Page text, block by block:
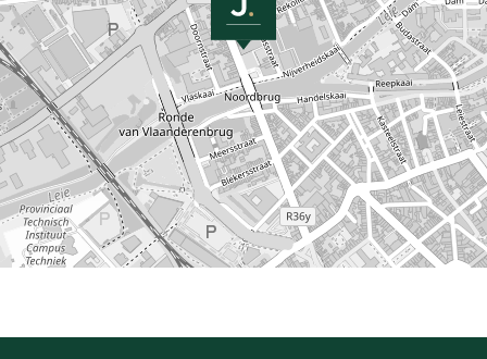
Prix:
€ 900/mois
Type:
Maison de ville
Disponible:
01-10-26
Type de constr.: